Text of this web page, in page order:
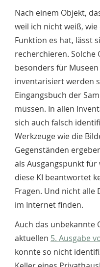
Nach einem Objekt,
weil ich nicht weiß,
Funktion es hat, lässt
recherchieren. Solche
besonders für
inventarisiert werden
Eingangsbuch der
müssen. In allen
sich auch falsch
Werkzeuge wie die
Gegenständen
als Ausgangspunkt
diese KI beantwortet
Fragen. Und nicht alle
im Internet finden.
Auch das unbekannte
aktuellen 5. Ausgabe
konnte so nicht